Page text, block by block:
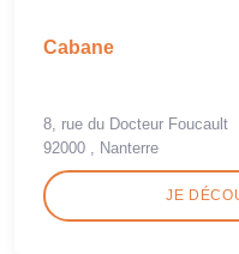
Cabane
8, rue du Docteur Foucault
92000 , Nanterre
JE